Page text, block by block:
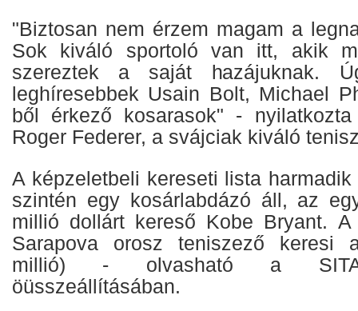
"Biztosan nem érzem magam a
Sok kiváló sportoló van itt, akik
szereztek a saját hazájuknak.
leghíresebbek Usain Bolt, Michael
ből érkező kosarasok" -
Roger Federer, a svájciak kiváló
A képzeletbeli kereseti lista
szintén egy kosárlabdázó áll, az
millió dollárt kereső Kobe Bryant.
Sarapova orosz teniszező keresi
millió) - olvasható a SITA
öüsszeállításában.